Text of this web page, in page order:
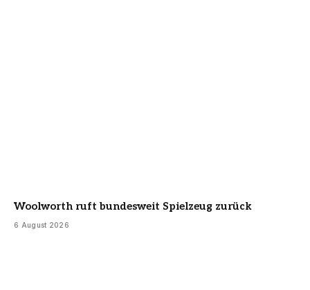
Woolworth ruft bundesweit Spielzeug zurück
6 August 2026